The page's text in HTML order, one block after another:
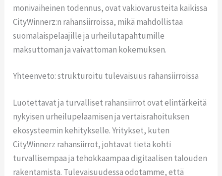
monivaiheinen todennus, ovat vakiovarusteita kaikissa
CityWinnerz:n rahansiirroissa, mikä mahdollistaa
suomalaispelaajille ja urheilutapahtumille
maksuttoman ja vaivattoman kokemuksen.
Yhteenveto: strukturoitu tulevaisuus rahansiirroissa
Luotettavat ja turvalliset rahansiirrot ovat elintärkeitä
nykyisen urheilupelaamisen ja vertaisrahoituksen
ekosysteemin kehitykselle. Yritykset, kuten
CityWinnerz rahansiirrot, johtavat tietä kohti
turvallisempaa ja tehokkaampaa digitaalisen talouden
rakentamista. Tulevaisuudessa odotamme, että